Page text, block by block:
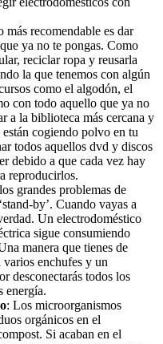
más recomendable es dar
ya no te pongas. Como
reciclar ropa y reusarla
la que tenemos con algún
como el algodón, el
con todo aquello que ya no
a la biblioteca más cercana y
cogiendo polvo en tu
todos aquellos dvd y discos
debido a que cada vez hay
reproducirlos.
grandes problemas de
by’. Cuando vayas a
Un electrodoméstico
sigue consumiendo
manera que tienes de
varios enchufes y un
desconectarás todos los
energía.
: Los microorganismos
orgánicos en el
Si acaban en el